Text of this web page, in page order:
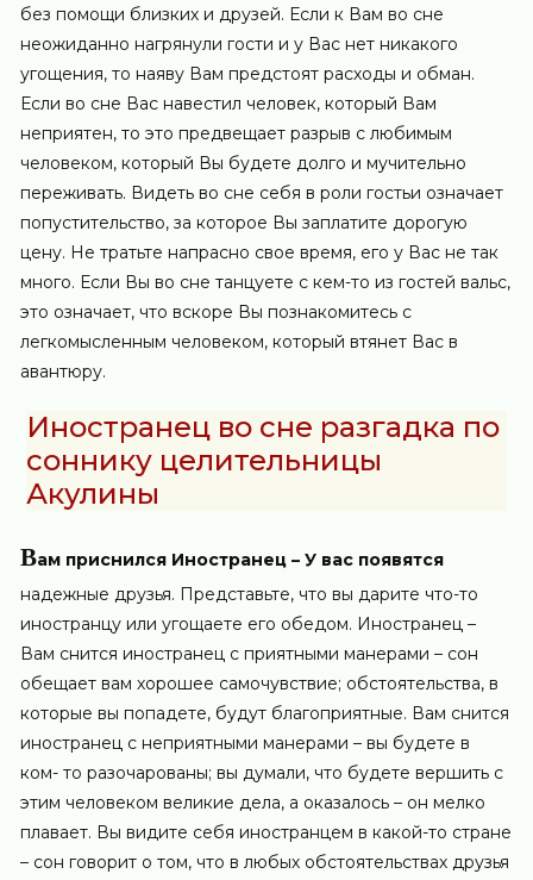
без помощи близких и друзей. Если к Вам во сне
неожиданно нагрянули гости и у Вас нет никакого
угощения, то наяву Вам предстоят расходы и обман.
Если во сне Вас навестил человек, который Вам
неприятен, то это предвещает разрыв с любимым
человеком, который Вы будете долго и мучительно
переживать. Видеть во сне себя в роли гостьи означает
попустительство, за которое Вы заплатите дорогую
цену. Не тратьте напрасно свое время, его у Вас не так
много. Если Вы во сне танцуете с кем-то из гостей вальс,
это означает, что вскоре Вы познакомитесь с
легкомысленным человеком, который втянет Вас в
авантюру.
Иностранец во сне разгадка по
соннику целительницы
Акулины
Вам приснился Иностранец – У вас появятся
надежные друзья. Представьте, что вы дарите что-то
иностранцу или угощаете его обедом. Иностранец –
Вам снится иностранец с приятными манерами – сон
обещает вам хорошее самочувствие; обстоятельства, в
которые вы попадете, будут благоприятные. Вам снится
иностранец с неприятными манерами – вы будете в
ком- то разочарованы; вы думали, что будете вершить с
этим человеком великие дела, а оказалось – он мелко
плавает. Вы видите себя иностранцем в какой-то стране
– сон говорит о том, что в любых обстоятельствах друзья